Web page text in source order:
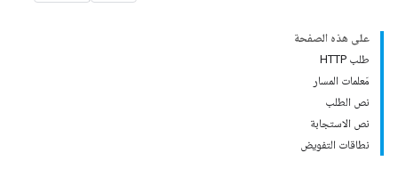
على هذه الصفحة
طلب HTTP
مَعلمات المسار
نص الطلب
نص الاستجابة
نطاقات التفويض